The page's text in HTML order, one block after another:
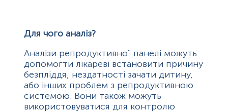
Для чого аналіз?
Аналізи репродуктивної панелі можуть
допомогти лікареві встановити причину
безпліддя, нездатності зачати дитину,
або інших проблем з репродуктивною
системою. Вони також можуть
використовуватися для контролю